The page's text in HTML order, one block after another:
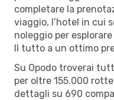
completare la
viaggio, l’hotel in cui
noleggio per
Il tutto a un ottimo
Su Opodo troverai
per oltre 155.000
dettagli su 690